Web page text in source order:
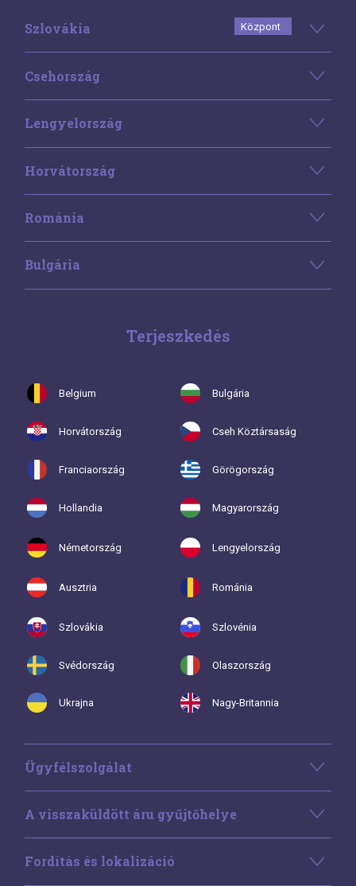
Szlovákia Központ
Csehország
Lengyelország
Horvátország
Románia
Bulgária
Terjeszkedés
Belgium Bulgária
Horvátország Cseh Köztársaság
Franciaország Görögország
Hollandia Magyarország
Németország Lengyelország
Ausztria Románia
Szlovákia Szlovénia
Svédország Olaszország
Ukrajna Nagy-Britannia
Ügyfélszolgálat
A visszaküldött áru gyűjtőhelye
Fordítás és lokalizáció